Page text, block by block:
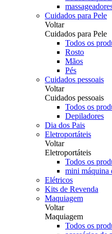
Cuidados para Pele
Voltar
Cuidados para Pele
Todos os
Rosto
Mãos
Pés
Cuidados pessoais
Voltar
Cuidados pessoais
Todos os
Depiladores
Dia dos Pais
Eletroportáteis
Voltar
Eletroportáteis
Todos os
mini máquina
Elétricos
Kits de Revenda
Maquiagem
Voltar
Maquiagem
Todos os